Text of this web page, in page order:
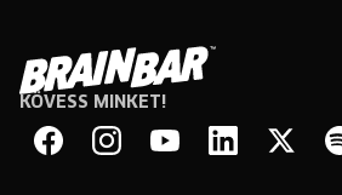
Brain
Bar
KÖVESS MINKET!